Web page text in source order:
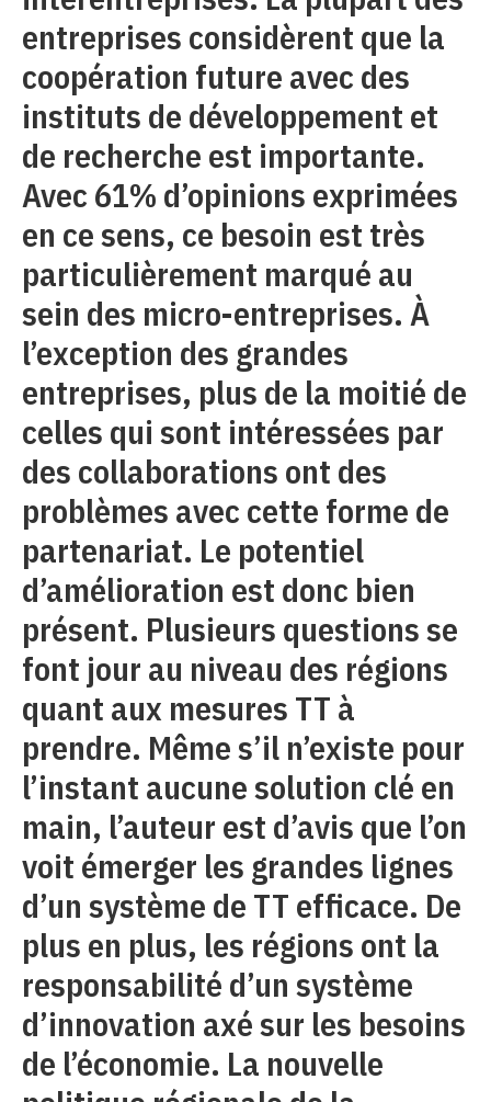
entreprises considèrent que la
coopération future avec des
instituts de développement et
de recherche est importante.
Avec 61% d’opinions exprimées
en ce sens, ce besoin est très
particulièrement marqué au
sein des micro-entreprises. À
l’exception des grandes
entreprises, plus de la moitié de
celles qui sont intéressées par
des collaborations ont des
problèmes avec cette forme de
partenariat. Le potentiel
d’amélioration est donc bien
présent. Plusieurs questions se
font jour au niveau des régions
quant aux mesures TT à
prendre. Même s’il n’existe pour
l’instant aucune solution clé en
main, l’auteur est d’avis que l’on
voit émerger les grandes lignes
d’un système de TT efficace. De
plus en plus, les régions ont la
responsabilité d’un système
d’innovation axé sur les besoins
de l’économie. La nouvelle